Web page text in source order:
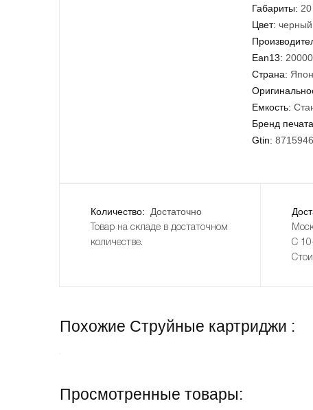
Габариты:
Цвет: черный
Ean13:
Страна:
Емкость:
Бренд
Gtin:
Количество: Достаточно
Товар на складе в достаточном
количестве.
С
Похожие Струйные картриджи :
Просмотренные товары: